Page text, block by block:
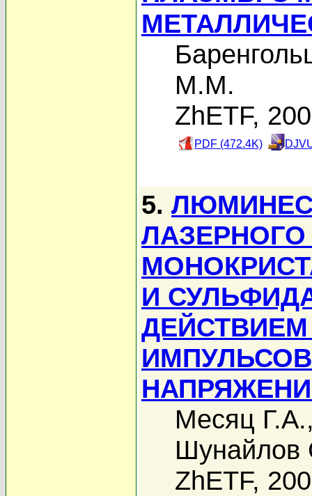
М.М.
ZhETF,
PDF (472.4K)
5.
И
Месяц Г.А.
Шунайлов
ZhETF,